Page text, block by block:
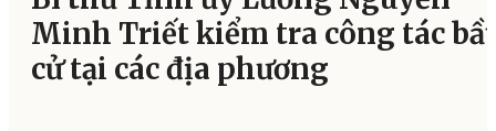
Minh Triết kiểm tra công tác
cử tại các địa phương